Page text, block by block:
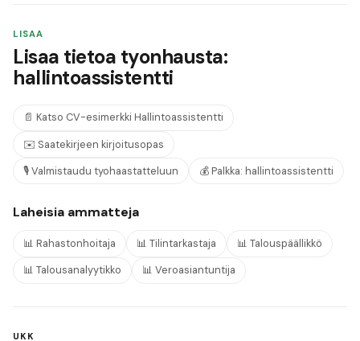
LISAA
Lisaa tietoa tyonhausta:
hallintoassistentti
📄 Katso CV-esimerkki Hallintoassistentti
✉️ Saatekirjeen kirjoitusopas
🎙️Valmistaudu tyohaastatteluun 💰 Palkka: hallintoassistentti
Laheisia ammatteja
📊 Rahastonhoitaja 📊 Tilintarkastaja 📊 Talouspäällikkö
📊 Talousanalyytikko 📊 Veroasiantuntija
UKK